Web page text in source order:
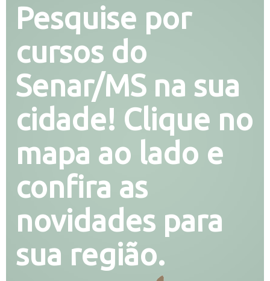
Pesquise por
cursos do
Senar/MS na sua
cidade! Clique no
mapa ao lado e
confira as
novidades para
sua região.